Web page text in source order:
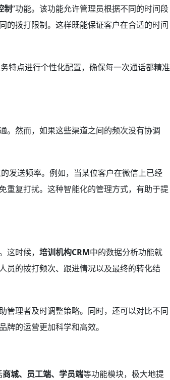
制”功能。该功能允许管理员根据不同的时间段
的拨打限制。这样既能保证客户在合适的时间
特点进行个性化配置，确保每一次通话都精准
。然而，如果这些渠道之间的频次没有协调
发送频率。例如，当某位客户在微信上已经
重复打扰。这种智能化的管理方式，有助于提
这时候， 培训机构CRM中的数据分析功能就
员的拨打频次、跟进情况以及最终的转化结
管理者及时调整策略。同时，还可以对比不同
的运营更加科学和高效。
商城、员工端、学员端等功能模块，极大地提